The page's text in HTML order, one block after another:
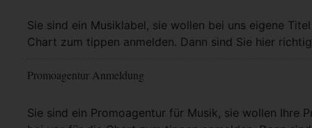
Sie sind ein Musiklabel, sie wollen bei uns eigene
Chart zum tippen anmelden. Dann sind Sie hier
Promoagentur Anmeldung
Sie sind ein Promoagentur für Musik, sie wollen Ihre
Mehr Info